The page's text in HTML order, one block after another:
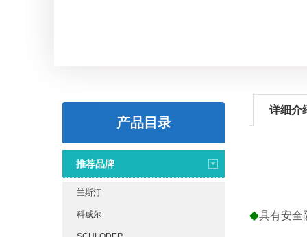
产品目录
推荐品牌
兰斯汀
科威尔
详细介
◆具有安全